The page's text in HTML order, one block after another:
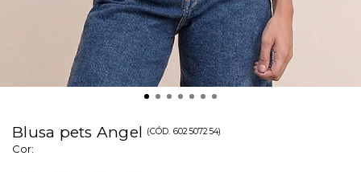
Blusa pets Angel (CÓD. 602507254)
Cor: